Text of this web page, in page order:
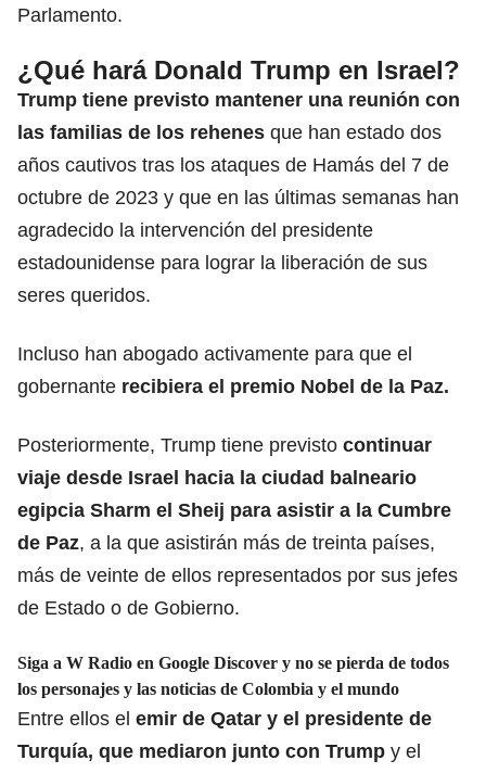
Parlamento.
¿Qué hará Donald Trump en Israel?
Trump tiene previsto mantener una reunión con
las familias de los rehenes que han estado dos
años cautivos tras los ataques de Hamás del 7 de
octubre de 2023 y que en las últimas semanas han
agradecido la intervención del presidente
estadounidense para lograr la liberación de sus
seres queridos.
Incluso han abogado activamente para que el
gobernante recibiera el premio Nobel de la Paz.
Posteriormente, Trump tiene previsto continuar
viaje desde Israel hacia la ciudad balneario
egipcia Sharm el Sheij para asistir a la Cumbre
de Paz, a la que asistirán más de treinta países,
más de veinte de ellos representados por sus jefes
de Estado o de Gobierno.
Siga a W Radio en Google Discover y no se pierda de todos
los personajes y las noticias de Colombia y el mundo
Entre ellos el emir de Qatar y el presidente de
Turquía, que mediaron junto con Trump y el